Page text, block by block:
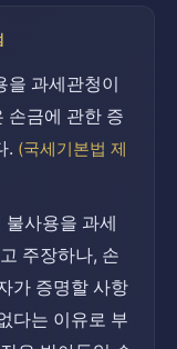
을 과세관청이
손금에 관한 증
. (국세기본법 제
사용을 과세
주장하나, 손
가 증명할 사항
다는 이유로 부